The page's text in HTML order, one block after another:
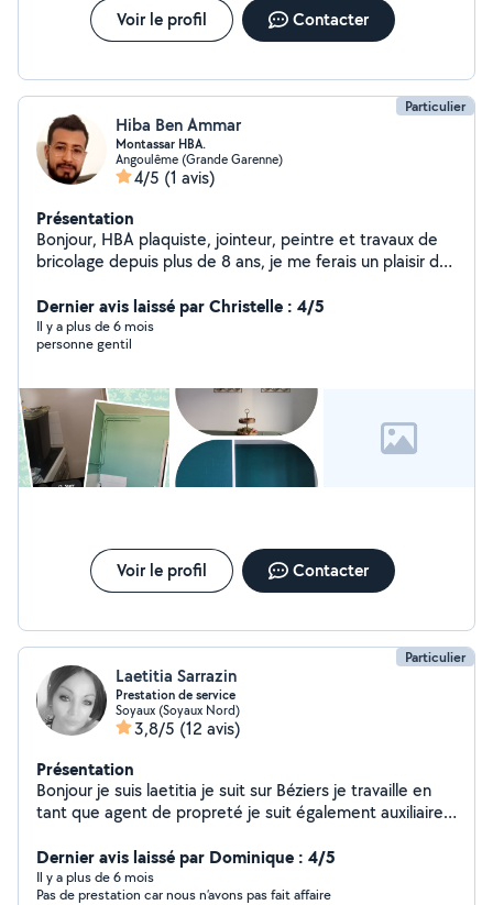
Voir le profil Contacter
Particulier
Hiba Ben Ammar
Montassar HBA.
Angoulême (Grande Garenne)
4/5 (1 avis)
Présentation
Bonjour, HBA plaquiste, jointeur, peintre et travaux de
bricolage depuis plus de 8 ans, je me ferais un plaisir de
Dernier avis laissé par Christelle : 4/5
Il y a plus de 6 mois
personne gentil
Voir le profil Contacter
Particulier
Laetitia Sarrazin
Prestation de service
Soyaux (Soyaux Nord)
3,8/5 (12 avis)
Présentation
Bonjour je suis laetitia je suit sur Béziers je travaille en
tant que agent de propreté je suit également auxiliaire
satisfaire chaque demande..n'hésitez pas a me
contacter
Dernier avis laissé par Dominique : 4/5
Il y a plus de 6 mois
Pas de prestation car nous n’avons pas fait affaire